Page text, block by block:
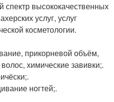
высококачественных
услуг, услуг
косметологии.
прикорневой объём,
химические завивки;.
ногтей;.